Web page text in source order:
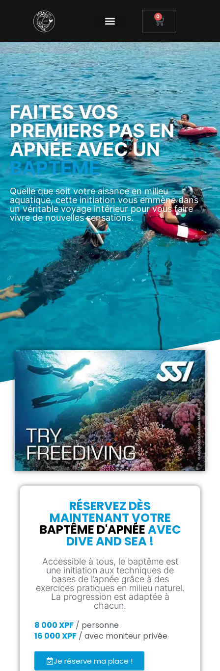
0
FAITES VOS
PREMIERS PAS EN
APNÉE AVEC UN
BAPTÊME
Quelle que soit votre aisance en milieu
aquatique, cette initiation vous emmène dans
un véritable voyage intérieur pour vous faire
vivre de nouvelles sensations.
RÉSERVEZ DÈS
MAINTENANT VOTRE
BAPTÊME D'APNÉEAVEC
DIVE AND SEA !
Accessible à tous, le baptême est
une initiation aux techniques de
bases de l’apnée grâce à des
exercices pratiques en milieu naturel.
La progression est adaptée à
chacun.
8 000 XPF / personne
16 000 XPF / avec moniteur privée
Je réserve ma place !